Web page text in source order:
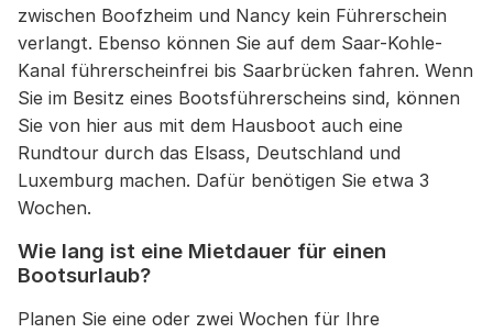
zwischen Boofzheim und Nancy kein Führerschein
verlangt. Ebenso können Sie auf dem Saar-Kohle-
Kanal führerscheinfrei bis Saarbrücken fahren. Wenn
Sie im Besitz eines Bootsführerscheins sind, können
Sie von hier aus mit dem Hausboot auch eine
Rundtour durch das Elsass, Deutschland und
Luxemburg machen. Dafür benötigen Sie etwa 3
Wochen.
Wie lang ist eine Mietdauer für einen
Bootsurlaub?
Planen Sie eine oder zwei Wochen für Ihre